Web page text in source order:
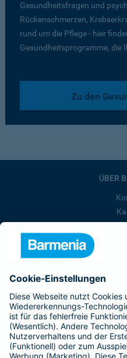
Gesundheitsfragen und
Rückenschmerzen,
rund um die Pflege - hier
Gesundheitsprogramme, die
Zu den
ÜBER
Barmenia ist Teil
Kranken-